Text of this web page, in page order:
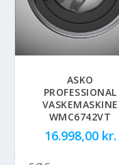
ASKO
PROFESSIONAL
VASKEMASKINE
WMC6742VT
16.998,00 kr.